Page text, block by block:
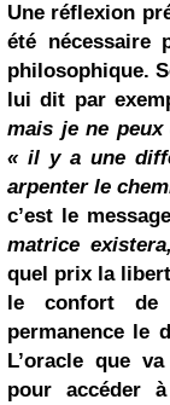
Une réflexion
été nécessaire
philosophique.
lui dit par
mais je ne
« il y a une
arpenter le
c’est le
matrice
quel prix la
le confort de
permanence le
L’oracle que
pour accéder